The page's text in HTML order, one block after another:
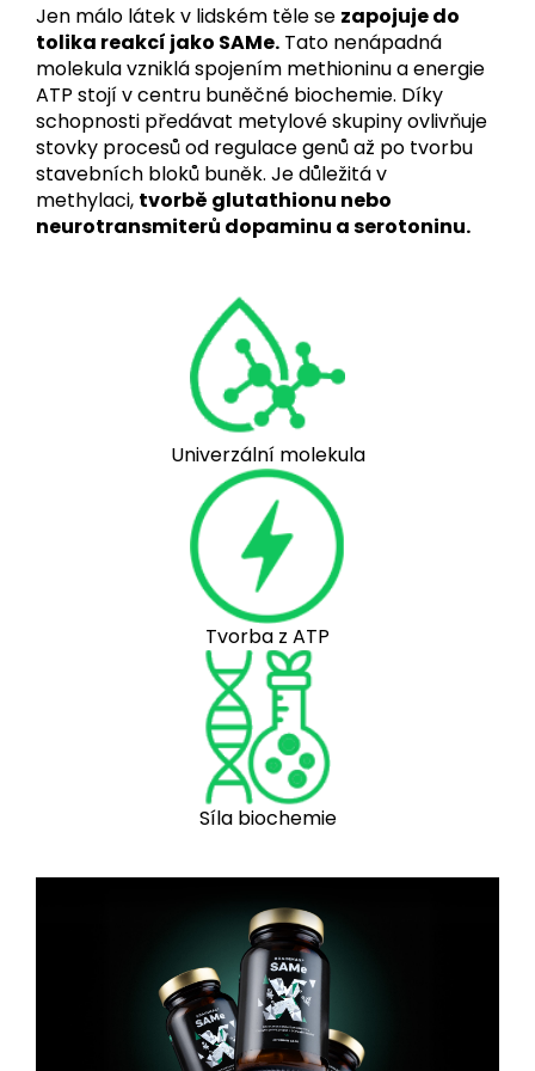
Jen málo látek v lidském těle se zapojuje do
tolika reakcí jako SAMe. Tato nenápadná
molekula vzniklá spojením methioninu a energie
ATP stojí v centru buněčné biochemie. Díky
schopnosti předávat metylové skupiny ovlivňuje
stovky procesů od regulace genů až po tvorbu
stavebních bloků buněk. Je důležitá v
methylaci, tvorbě glutathionu nebo
neurotransmiterů dopaminu a serotoninu.
Univerzální molekula
Tvorba z ATP
Síla biochemie